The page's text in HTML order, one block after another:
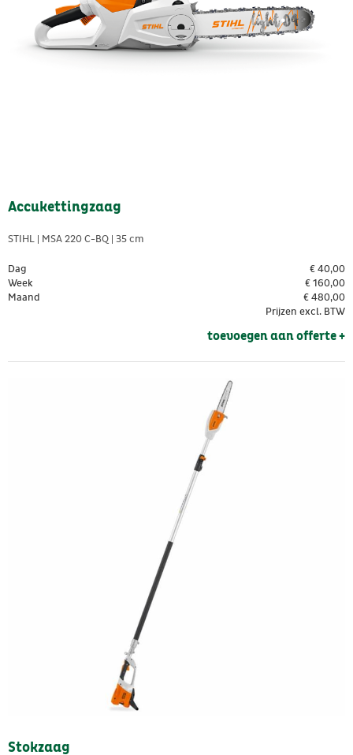
Accukettingzaag
STIHL | MSA 220 C-BQ | 35 cm
Dag € 40,00
Week
€ 160,00
Maand
€ 480,00
Prijzen excl. BTW
toevoegen aan offerte +
Stokzaag